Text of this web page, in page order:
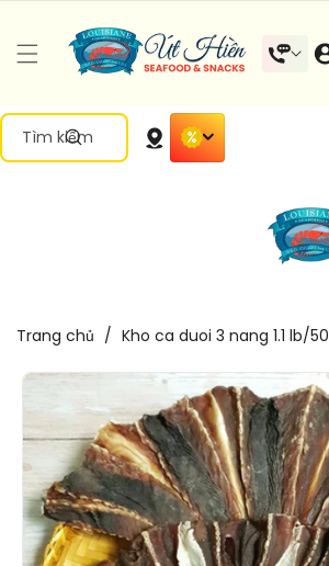
Dung
Tìm kiếm
Trang chủ / Kho ca duoi 3 nang 1.1 lb/
Chuyển
Đến Thông
Tin Sản
Phẩm